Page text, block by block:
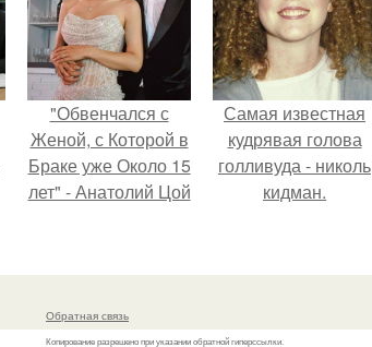
"Обвенчался с
Женой, с Которой в
Браке уже Около 15
лет" - Анатолий Цой
"тайной свадьбой".
Самая известная
кудрявая голова
голливуда - николь
кидман.
Обратная связь
Копирование разрешено при указании обратной гиперссылки.